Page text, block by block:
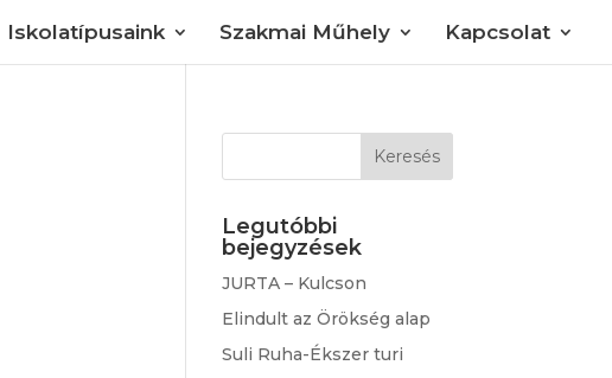
Iskolatípusaink Szakmai Műhely Kapcsolat
Keresés:
Legutóbbi
bejegyzések
JURTA – Kulcson
Elindult az Örökség alap
Suli Ruha-Ékszer turi